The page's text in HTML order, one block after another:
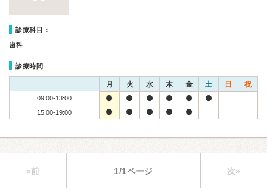
診療科目：
歯科
診療時間
月 火 水 木 金 土 日 祝
09:00-13:00
15:00-19:00
«前 1/1ページ 次»